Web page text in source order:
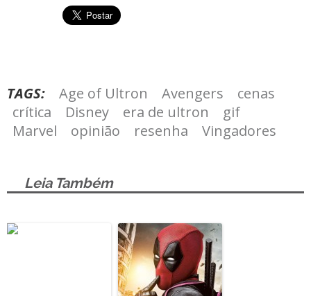
TAGS: Age of Ultron Avengers
cenas
crítica
Disney era de ultron
gif
Marvel
opinião resenha Vingadores
Leia Também